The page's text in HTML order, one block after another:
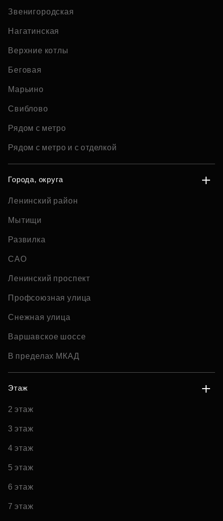
Звенигородская
Нагатинская
Верхние котлы
Беговая
Марьино
Свиблово
Рядом с метро
Рядом с метро и с отделкой
Города, округа
Ленинский район
Мытищи
Развилка
САО
Ленинский проспект
Профсоюзная улица
Снежная улица
Варшавское шоссе
В пределах МКАД
Этаж
2 этаж
3 этаж
4 этаж
5 этаж
6 этаж
7 этаж